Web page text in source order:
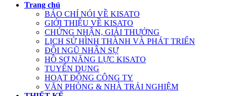
Trang chủ
BÁO CHÍ NÓI VỀ KISATO
GIỚI THIỆU VỀ KISATO
CHỨNG NHẬN, GIẢI THƯỞNG
LỊCH SỬ HÌNH THÀNH VÀ PHÁT TRIỂN
ĐỘI NGŨ NHÂN SỰ
HỒ SƠ NĂNG LỰC KISATO
TUYỂN DỤNG
HOẠT ĐỘNG CÔNG TY
VĂN PHÒNG & NHÀ TRẢI NGHIỆM